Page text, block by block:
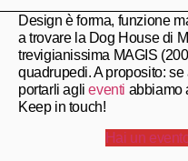
Design è forma, funzione
a trovare la Dog House di
trevigianissima MAGIS
quadrupedi. A proposito:
portarli aglieventi abbiamo
Keep in touch!
Hai un